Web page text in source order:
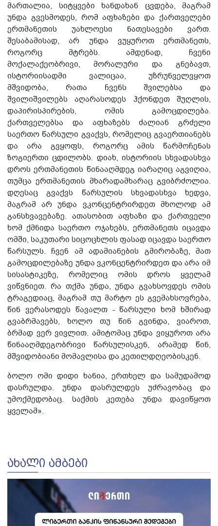
მართალია, სიტყვები ხანდახან ცვდება, მაგრამ
უნდა გვესმოდეს, რომ აფხაზები და ქართველები
ერთმანეთის უახლოესი ნათესავები ვართ.
შესაბამისად, არ უნდა ვუყუროთ ერთმანეთს,
როგორც მტრებს. ამდენად, ჩვენი
მოქალაქეობრივი, მორალური და გნებავთ,
ისტორიისადმი ვალიცაა, უზრუნველვყოთ
მშვიდობა, რათა ჩვენს შვილებსა და
შვილიშვილებს აღარასოდეს ჰქონდეთ შუღლის,
დაპირისპირების, ომის გამოცდილება.
ქართველებსა და აფხაზებს ძალიან გრძელი
საერთო წარსული გვაქვს, რომელიც გვაერთიანებს
და არა გვყოფს, როგორც ამის წარმოჩენას
ზოგიერთი ცდილობს. დიახ, ისტორიის სხვადასხვა
დროს ერთმანეთის წინააღმდეგ იარაღიც აგვიღია,
თუმცა ერთმანეთის მხარადამხარაც გვიბრძოლია.
დღესაც გვაქვს წარსულის სხვადასხვა ხედვა,
მაგრამ არ უნდა ვკონცენტრირდეთ მხოლოდ ამ
განსხვავებაზე. ათასობით აფხაზი და ქართველი
ხომ ქმნიდა საერთო ოჯახებს, ერთმანეთს იცავდა
ომში, საკუთარი სიცოცხლის ფასად იცავდა საერთო
წარსულს. ჩვენ ამ ადამიანების გმირობაზე, მათ
გამოცდილებაზე უნდა ვკონცენტრირდეთ და არა იმ
სისასტიკეზე, რომელიც ომის დროს ყველამ
ვიწვნიეთ. რა თქმა უნდა, უნდა გვახსოვდეს ომის
ტრაგედიაც, მაგრამ თუ მარტო ეს გვემახსოვრება,
წინ ვერასოდეს წავალთ - წარსული ხომ ხშირად
გვაბრმავებს, ხოლო თუ წინ გვინდა, ვიაროთ,
ბრმად ვერ ვივლით. ამიტომაც უნდა ვიყუროთ არა
წინააღმდეგობრივი წარსულისკენ, არამედ წინ,
მშვიდობიანი მომავლისა და კეთილდღეობისკენ.
ბოლო ომი დიდი ხანია, ერთხელ და სამუდამოდ
დასრულდა. უნდა დასრულდეს უძრავობაც და
უმოქმედობაც. საქმის კეთება უნდა დავიწყოთ
ყველამ».
ᲐᲮᲐᲚᲘ ᲐᲛᲑᲔᲑᲘ